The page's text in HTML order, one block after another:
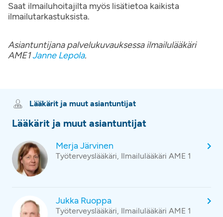
Saat ilmailuhoitajilta myös lisätietoa kaikista
ilmailutarkastuksista.
Asiantuntijana palvelukuvauksessa ilmailulääkäri
AME1Janne Lepola.
Lääkärit ja muut asiantuntijat
Lääkärit ja muut asiantuntijat
Merja Järvinen
Työterveyslääkäri, Ilmailulääkäri AME 1
Jukka Ruoppa
Työterveyslääkäri, Ilmailulääkäri AME 1